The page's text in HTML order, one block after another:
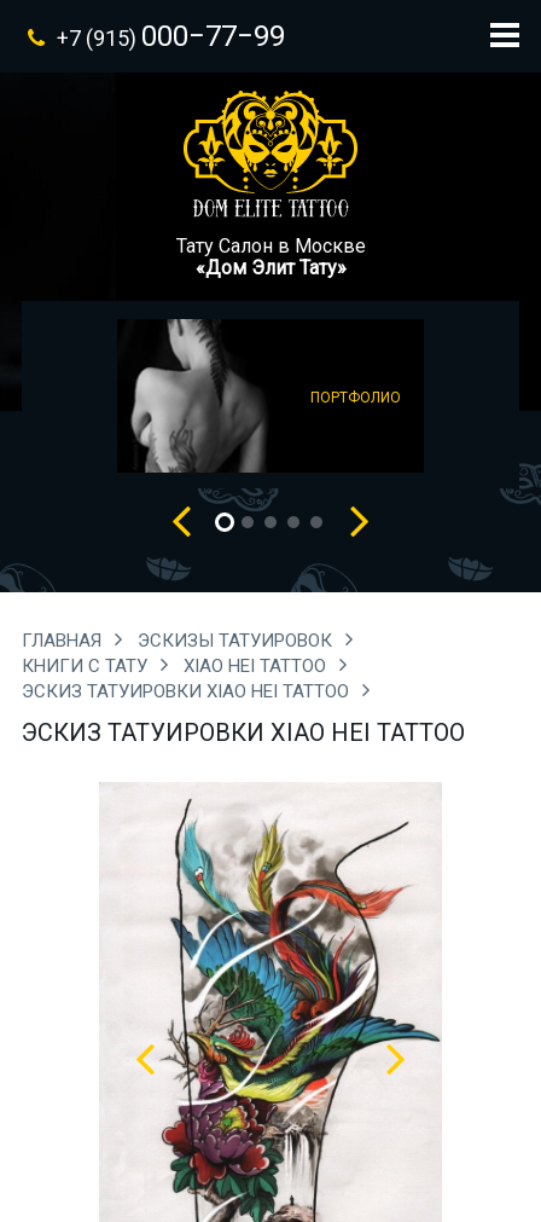
+7 (915) 000−77−99
Тату Салон в Москве
«Дом Элит Тату»
ПОРТФОЛИО
ГЛАВНАЯ
ЭСКИЗЫ ТАТУИРОВОК
КНИГИ С ТАТУ
XIAO HEI TATTOO
ЭСКИЗ ТАТУИРОВКИ XIAO HEI TATTOO
ЭСКИЗ ТАТУИРОВКИ XIAO HEI TATTOO